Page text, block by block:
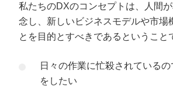
私たちのDXのコンセプトは、人間
念し、新しいビジネスモデルや市場
とを目的とすべきであるということ
日々の作業に忙殺されている
をしたい